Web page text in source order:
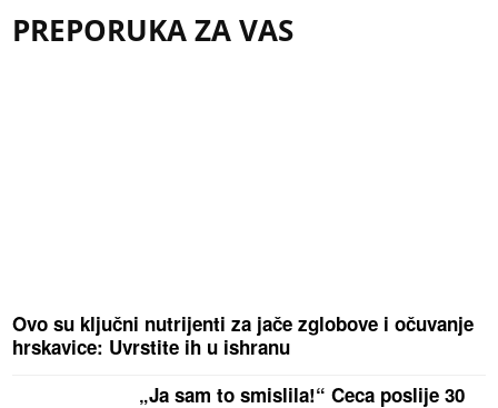
PREPORUKA ZA VAS
Ovo su ključni nutrijenti za jače zglobove i očuvanje
hrskavice: Uvrstite ih u ishranu
„Ja sam to smislila!“ Ceca poslije 30